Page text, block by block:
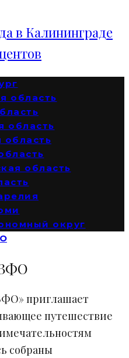
в Калининграде
область
область
область
область
округ
приглашает
путешествие
собраны